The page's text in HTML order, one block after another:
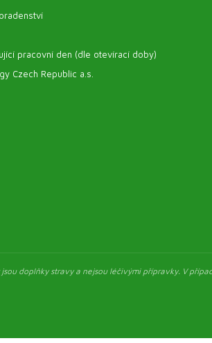
pracovní den (dle otevírací doby)
Czech Republic a.s.
doplňky stravy a nejsou léčivými přípravky. V